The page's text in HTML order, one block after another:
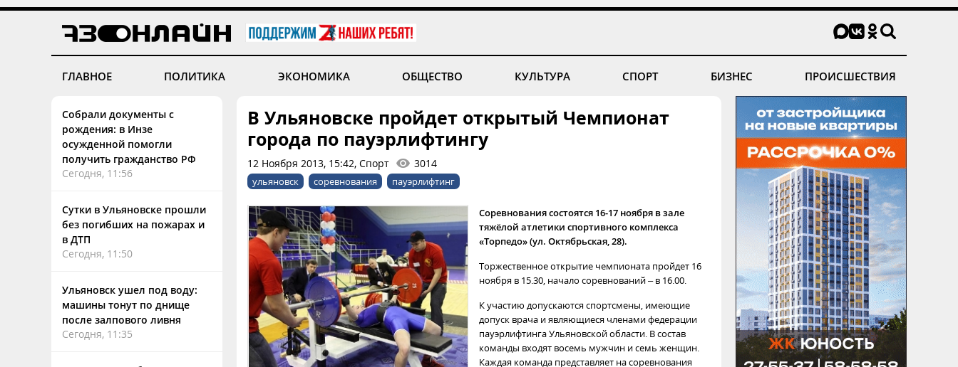
ГЛАВНОЕ ПОЛИТИКА ЭКОНОМИКА ОБЩЕСТВО КУЛЬТУРА СПОРТ БИЗНЕС ПРОИСШЕСТВИЯ
Собрали документы с
рождения: в Инзе
осужденной помогли
получить гражданство РФ
Сегодня, 11:56
Сутки в Ульяновске прошли
без погибших на пожарах и
в ДТП
Сегодня, 11:50
Ульяновск ушел под воду:
машины тонут по днище
после залпового ливня
Сегодня, 11:35
В Ульяновске пройдет открытый Чемпионат
города по пауэрлифтингу
12 Ноября 2013, 15:42, Спорт 3014
ульяновск соревнования пауэрлифтинг
Соревнования состоятся 16-17 ноября в зале
тяжёлой атлетики спортивного комплекса
«Торпедо» (ул. Октябрьская, 28).
Торжественное открытие чемпионата пройдет 16
ноября в 15.30, начало соревнований – в 16.00.
К участию допускаются спортсмены, имеющие
допуск врача и являющиеся членами федерации
пауэрлифтинга Ульяновской области. В состав
команды входят восемь мужчин и семь женщин.
Каждая команда представляет на соревнования